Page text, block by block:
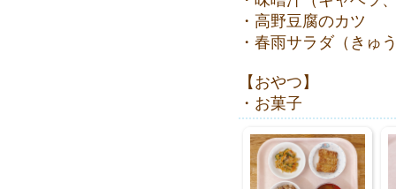
・高野豆腐のカツ
・春雨サラダ（きゅ
【おやつ】
・お菓子